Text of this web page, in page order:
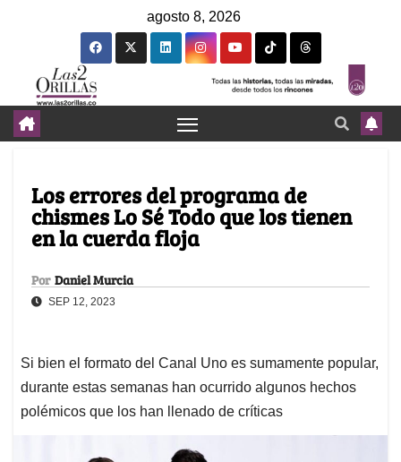
agosto 8, 2026
Los errores del programa de
chismes Lo Sé Todo que los tienen
en la cuerda floja
Por Daniel Murcia
SEP 12, 2023
Si bien el formato del Canal Uno es sumamente popular,
durante estas semanas han ocurrido algunos hechos
polémicos que los han llenado de críticas